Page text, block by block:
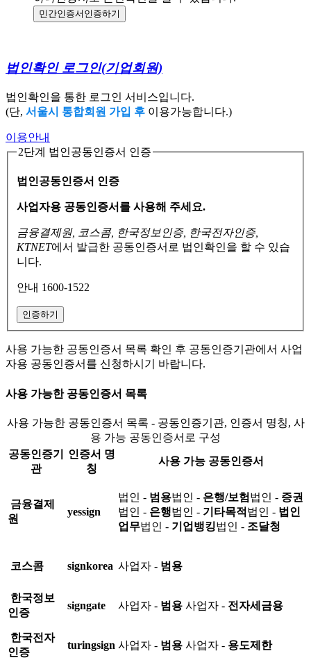
민간인증서 인증하기
법인확인 로그인(기업회원)
법인확인을 통한 로그인 서비스입니다.
(단, 서울시 통합회원 가입 후 이용가능합니다.)
이용안내
2단계 법인공동인증서 인증
법인공동인증서 인증
사업자용 공동인증서를 사용해 주세요.
금융결제원, 코스콤, 한국정보인증, 한국전자인증,
KTNET에서 발급한 공동인증서로 법인확인을 할 수 있습
니다.
안내 1600-1522
인증하기
사용 가능한 공동인증서 목록 확인 후 공동인증기관에서 사업
자용 공동인증서를 신청하시기 바랍니다.
사용 가능한 공동인증서 목록
사용 가능한 공동인증서 목록 - 공동인증기관, 인증서 명칭, 사
용 가능 공동인증서로 구성
공동인증기
관
인증서 명
칭
사용 가능 공동인증서
금융결제
원
yessign
법인 - 범용법인 - 은행/보험 법인 - 증권
법인 - 은행법인 - 기타목적 법인 - 법인
업무법인 - 기업뱅킹법인 - 조달청
코스콤 signkorea 사업자 - 범용
한국정보
인증
signgate 사업자 - 범용 사업자 - 전자세금용
한국전자
인증
turingsign 사업자 - 범용 사업자 - 용도제한